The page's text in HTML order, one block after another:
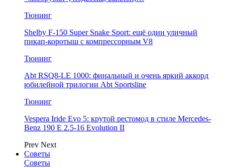
Тюнинг
Shelby F-150 Super Snake Sport: ещё один уличный
пикап-коротыш с компрессорным V8
Тюнинг
Abt RSQ8-LE 1000: финальный и очень яркий аккорд
юбилейной трилогии Abt Sportsline
Тюнинг
Vespera Iride Evo 5: крутой рестомод в стиле Mercedes-
Benz 190 E 2.5-16 Evolution II
Prev Next
Советы
Советы